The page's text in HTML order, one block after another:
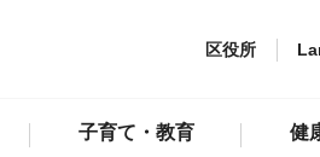
区役所
子育て・教育 健